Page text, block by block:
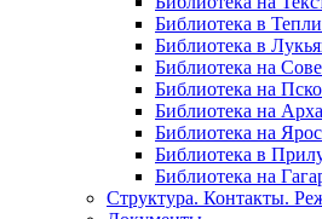
Библиотека в
Библиотека в
Библиотека на
Библиотека на
Библиотека на
Библиотека на
Библиотека в
Библиотека на
Структура. Контакты.